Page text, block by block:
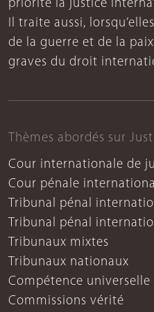
priorité la justice
Il traite aussi,
de la guerre et de la
graves du droit
Thèmes abordés sur
Cour internationale de
Cour pénale
Tribunal pénal
Tribunal pénal
Tribunaux mixtes
Tribunaux nationaux
Compétence universelle
Commissions vérité